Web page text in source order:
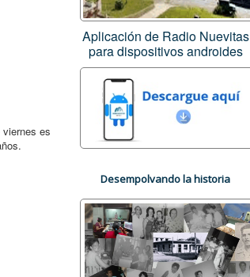
es
Aplicación de Radio Nuevitas
para dispositivos androides
Desempolvando la historia